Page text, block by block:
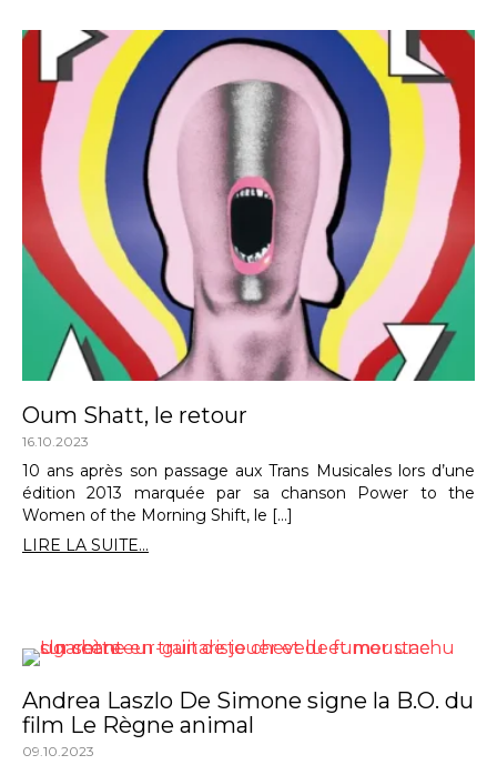
Oum Shatt, le retour
16.10.2023
10 ans après son passage aux Trans Musicales lors d’une
édition 2013 marquée par sa chanson Power to the
Women of the Morning Shift, le […]
LIRE LA SUITE...
Andrea Laszlo De Simone signe la B.O. du
film Le Règne animal
09.10.2023